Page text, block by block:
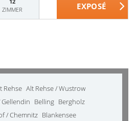
ZIMMER
Rehse Alt Rehse / Wustrow
Belling Bergholz
/ Chemnitz Blankensee